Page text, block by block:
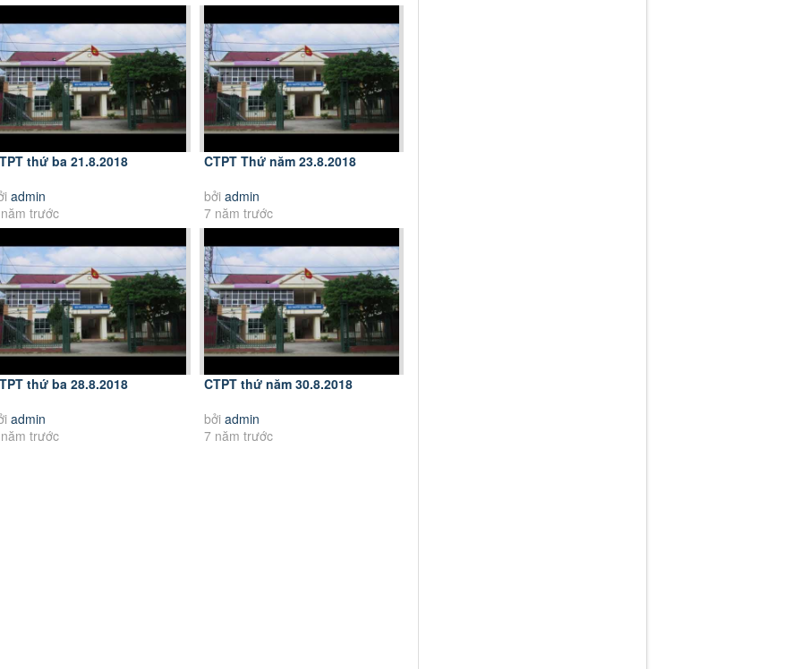
thứ ba 21.8.2018
admin
trước
CTPT Thứ năm 23.8.2018
bởi admin
7 năm trước
thứ ba 28.8.2018
admin
trước
CTPT thứ năm 30.8.2018
bởi admin
7 năm trước